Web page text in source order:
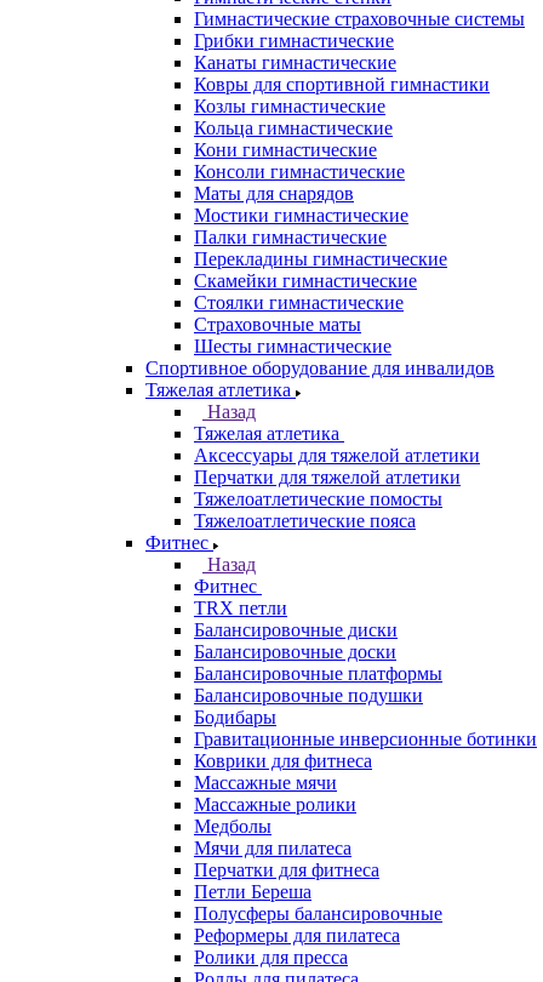
Гимнастические страховочные системы
Грибки гимнастические
Канаты гимнастические
Ковры для спортивной гимнастики
Козлы гимнастические
Кольца гимнастические
Кони гимнастические
Консоли гимнастические
Маты для снарядов
Мостики гимнастические
Палки гимнастические
Перекладины гимнастические
Скамейки гимнастические
Стоялки гимнастические
Страховочные маты
Шесты гимнастические
Спортивное оборудование для инвалидов
Тяжелая атлетика
Назад
Тяжелая атлетика
Аксессуары для тяжелой атлетики
Перчатки для тяжелой атлетики
Тяжелоатлетические помосты
Тяжелоатлетические пояса
Фитнес
Назад
Фитнес
TRX петли
Балансировочные диски
Балансировочные доски
Балансировочные платформы
Балансировочные подушки
Бодибары
Гравитационные инверсионные ботинки
Коврики для фитнеса
Массажные мячи
Массажные ролики
Медболы
Мячи для пилатеса
Перчатки для фитнеса
Петли Береша
Полусферы балансировочные
Реформеры для пилатеса
Ролики для пресса